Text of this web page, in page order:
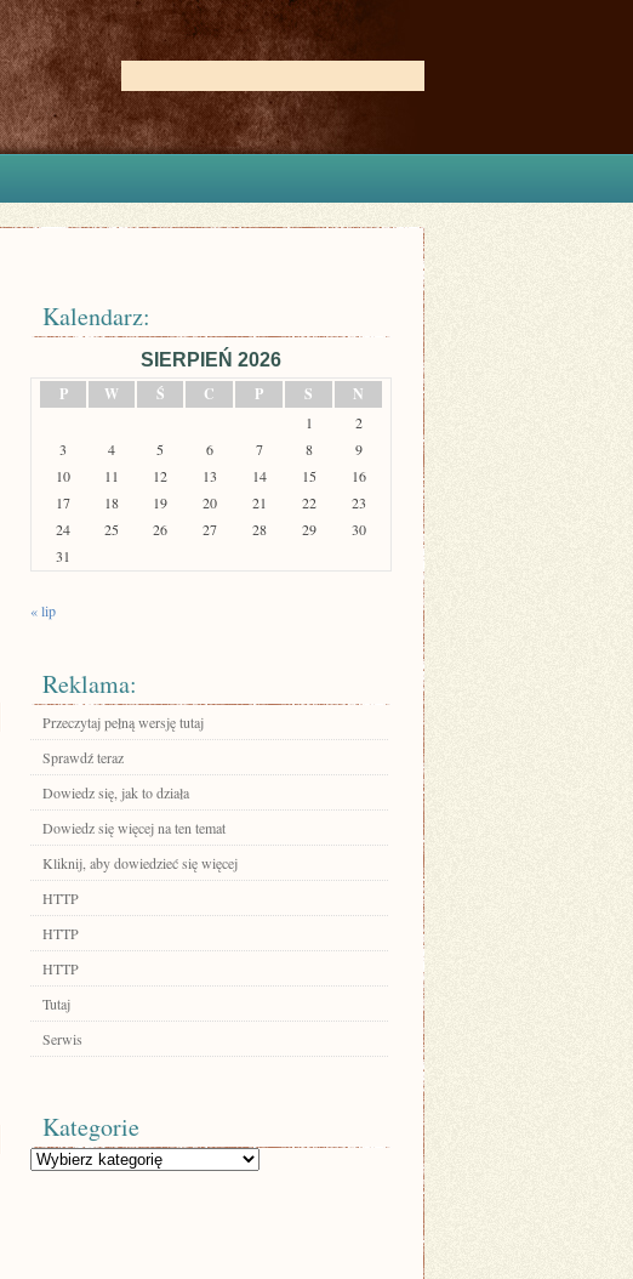
Kalendarz:
SIERPIEŃ 2026
P
W Ś C P S N
1
2
3
4 5 6 7 8
9
10
11 12 13 14 15
16
17
18 19 20 21 22
23
24
25 26 27 28 29
30
31
« lip
Reklama:
Przeczytaj pełną wersję tutaj
Sprawdź teraz
Dowiedz się, jak to działa
Dowiedz się więcej na ten temat
Kliknij, aby dowiedzieć się więcej
HTTP
HTTP
HTTP
Tutaj
Serwis
Kategorie
Kategorie